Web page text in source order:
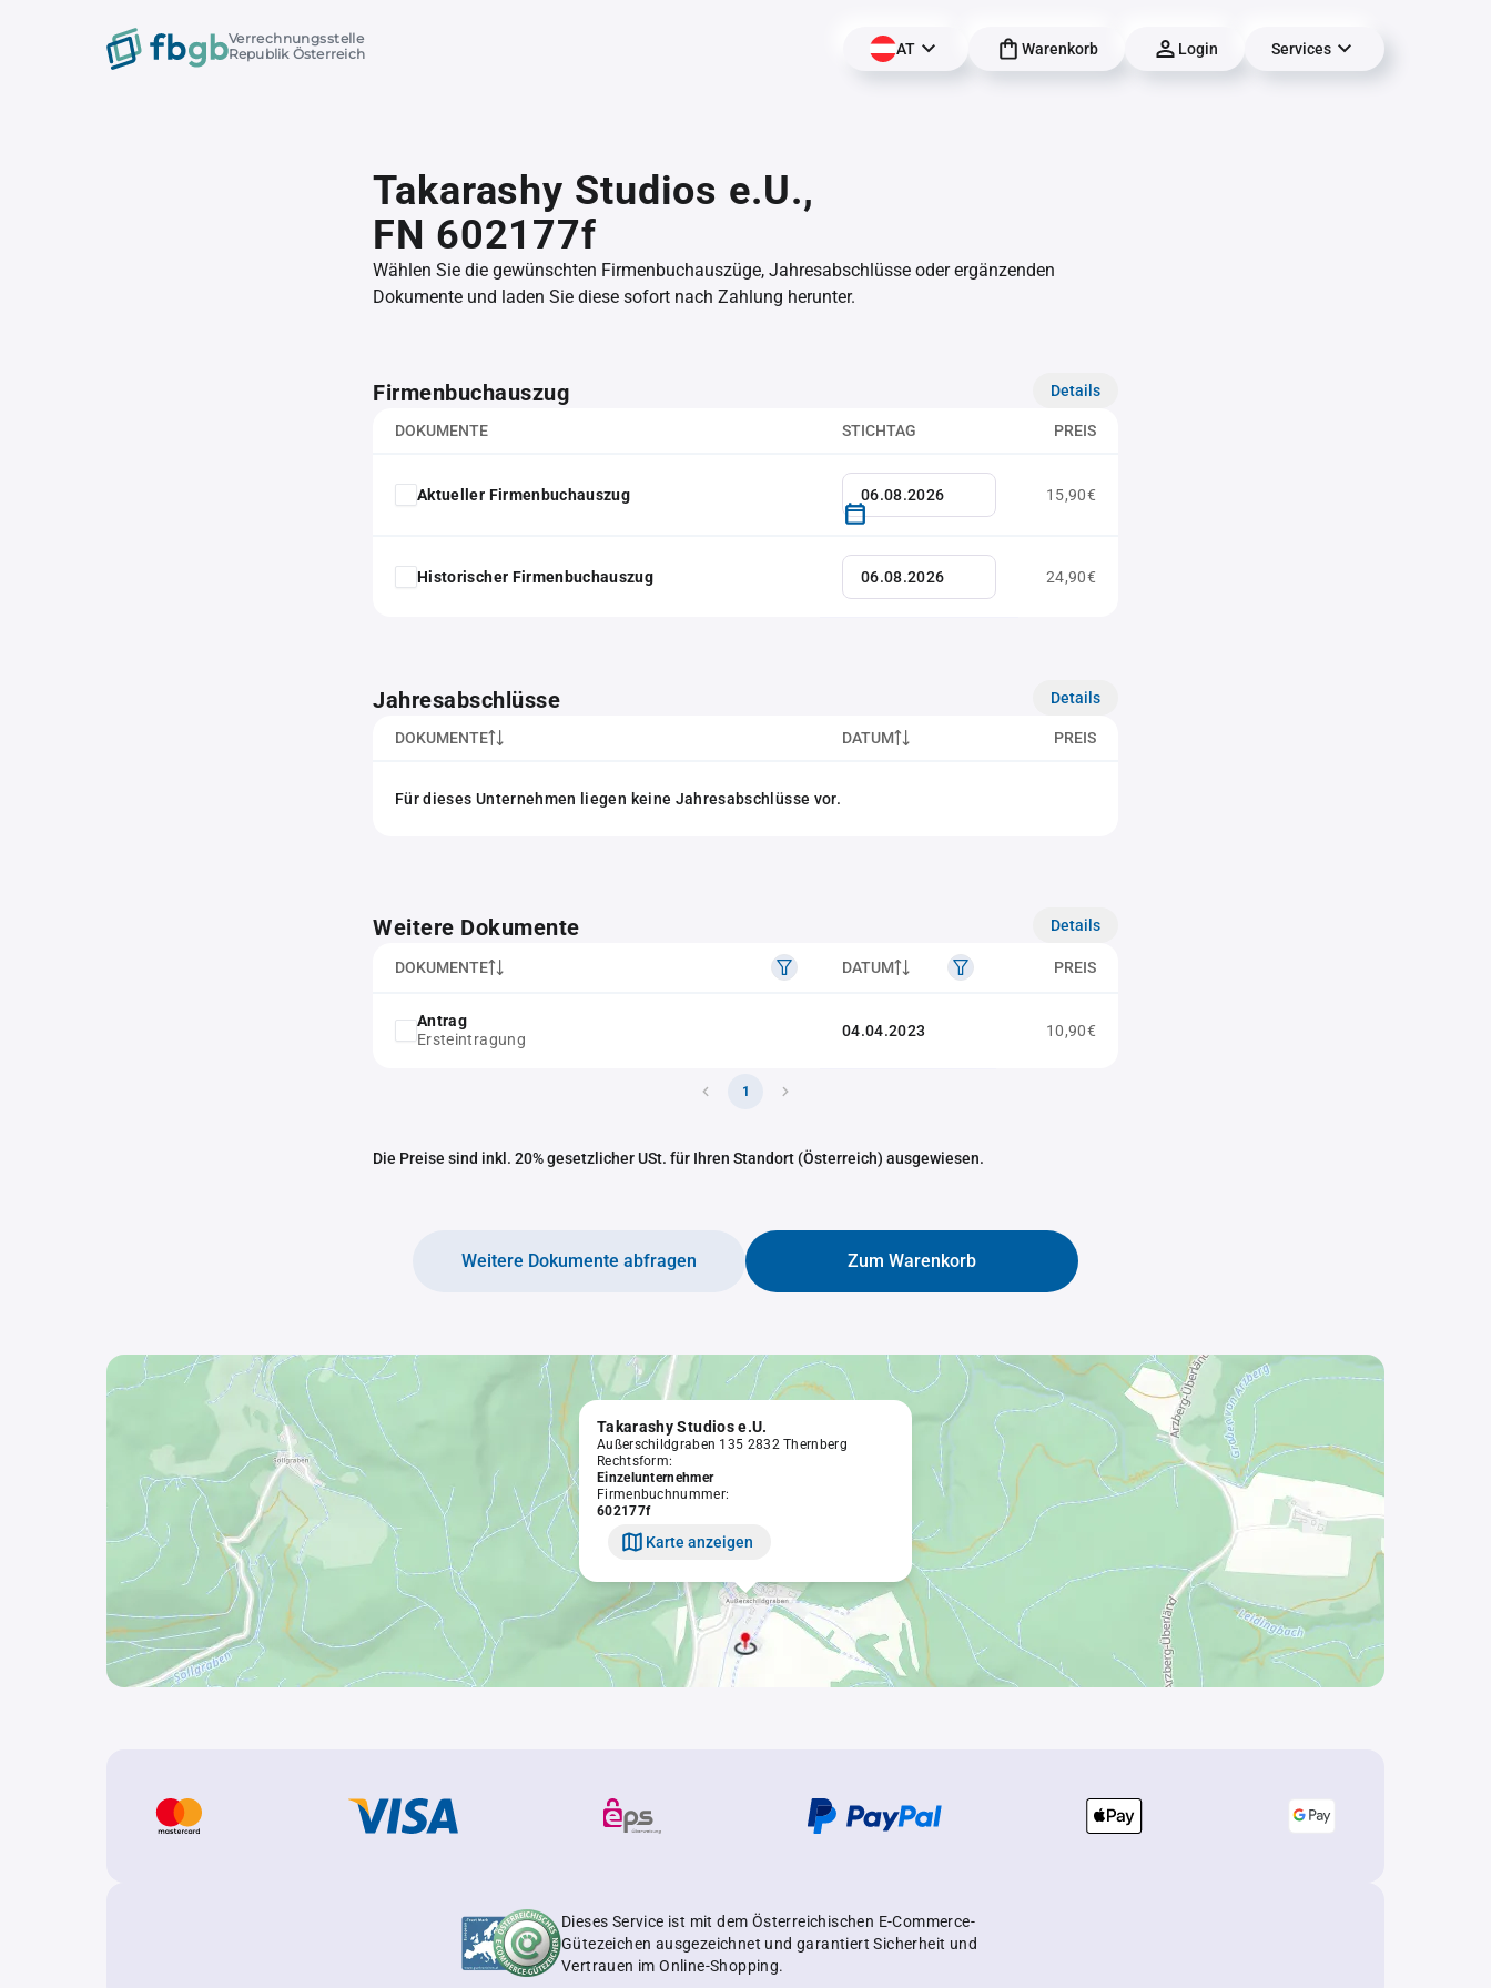
Verrechnungsstelle
Republik Österreich
AT Warenkorb Login Services
Takarashy Studios e.U.,
FN 602177f
Wählen Sie die gewünschten Firmenbuchauszüge, Jahresabschlüsse oder ergänzenden
Dokumente und laden Sie diese sofort nach Zahlung herunter.
Firmenbuchauszug Details
DOKUMENTE STICHTAG PREIS
Aktueller Firmenbuchauszug 15,90€
Historischer Firmenbuchauszug 24,90€
Jahresabschlüsse Details
DOKUMENTE DATUM PREIS
Für dieses Unternehmen liegen keine Jahresabschlüsse vor.
Weitere Dokumente Details
DOKUMENTE DATUM PREIS
Antrag
Ersteintragung
04.04.2023 10,90€
1
Die Preise sind inkl. 20% gesetzlicher USt. für Ihren Standort (Österreich) ausgewiesen.
Zum Warenkorb
Weitere Dokumente abfragen
Takarashy Studios e.U.
Außerschildgraben 135 2832 Thernberg
Rechtsform:
Einzelunternehmer
Firmenbuchnummer:
602177f
Karte anzeigen
Dieses Service ist mit dem Österreichischen E-Commerce-
Gütezeichen ausgezeichnet und garantiert Sicherheit und
Vertrauen im Online-Shopping.